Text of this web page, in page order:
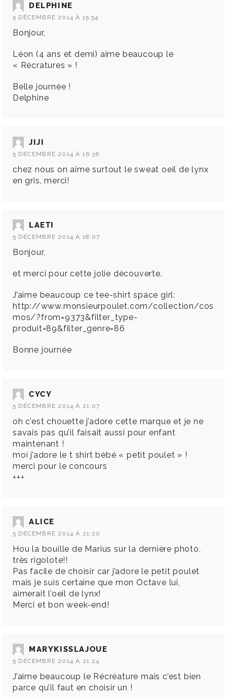
DELPHINE
5 DÉCEMBRE 2014 À 15:54
Bonjour,
Léon (4 ans et demi) aime beaucoup le
« Récratures » !
Belle journée !
Delphine
JIJI
5 DÉCEMBRE 2014 À 16:36
chez nous on aime surtout le sweat oeil de lynx
en gris, merci!
LAETI
5 DÉCEMBRE 2014 À 18:07
Bonjour,
et merci pour cette jolie découverte.
J’aime beaucoup ce tee-shirt space girl:
http://www.monsieurpoulet.com/collection/cos
mos/?from=9373&filter_type-
produit=89&filter_genre=86
Bonne journée
CYCY
5 DÉCEMBRE 2014 À 21:07
oh c’est chouette j’adore cette marque et je ne
savais pas qu’il faisait aussi pour enfant
maintenant !
moi j’adore le t shirt bébé « petit poulet » !
merci pour le concours
+++
ALICE
5 DÉCEMBRE 2014 À 21:20
Hou la bouille de Marius sur la dernière photo,
très rigolote!!
Pas facile de choisir car j’adore le petit poulet
mais je suis certaine que mon Octave lui,
aimerait l’oeil de lynx!
Merci et bon week-end!
MARYKISSLAJOUE
5 DÉCEMBRE 2014 À 21:24
J’aime beaucoup le Récréature mais c’est bien
parce qu’il faut en choisir un !